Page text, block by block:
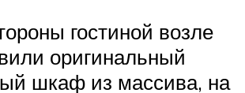
гостиной возле
оригинальный
шкаф из массива, на